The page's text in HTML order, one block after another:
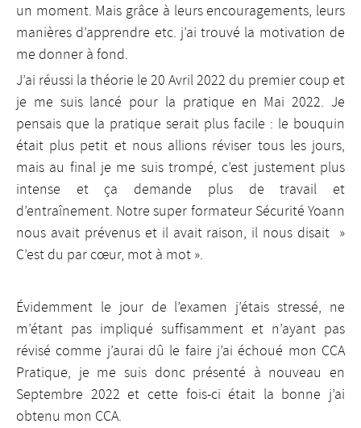
un moment. Mais grâce à leurs encouragements, leurs
manières d’apprendre etc. j’ai trouvé la motivation de
me donner à fond.
J’ai réussi la théorie le 20 Avril 2022 du premier coup et
je me suis lancé pour la pratique en Mai 2022. Je
pensais que la pratique serait plus facile : le bouquin
était plus petit et nous allions réviser tous les jours,
mais au final je me suis trompé, c’est justement plus
intense et ça demande plus de travail et
d’entraînement. Notre super formateur Sécurité Yoann
nous avait prévenus et il avait raison, il nous disait »
C’est du par cœur, mot à mot ».
Évidemment le jour de l’examen j’étais stressé, ne
m’étant pas impliqué suffisamment et n’ayant pas
révisé comme j’aurai dû le faire j’ai échoué mon CCA
Pratique, je me suis donc présenté à nouveau en
Septembre 2022 et cette fois-ci était la bonne j’ai
obtenu mon CCA.